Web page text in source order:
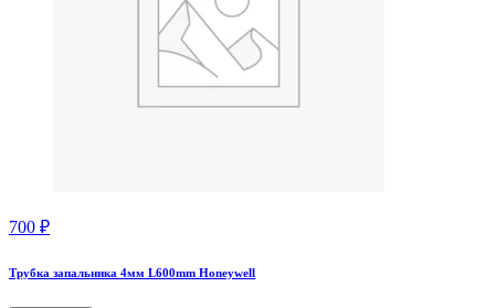
700 ₽
Трубка запальника 4мм L600mm Honeywell